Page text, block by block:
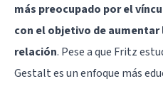
más preocupado por el
con el objetivo de
relación. Pese a que Fritz
Gestalt es un enfoque más